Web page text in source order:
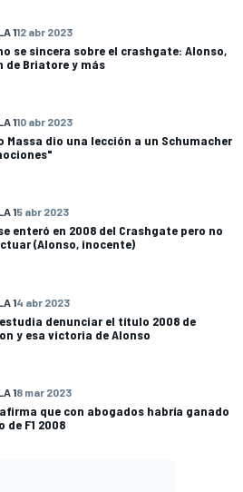
112 abr 2023
se sincera sobre el crashgate: Alonso,
de Briatore y más
110 abr 2023
Massa dio una lección a un Schumacher
15 abr 2023
enteró en 2008 del Crashgate pero no
(Alonso, inocente)
14 abr 2023
denunciar el título 2008 de
y esa victoria de Alonso
18 mar 2023
que con abogados habría ganado
de F1 2008